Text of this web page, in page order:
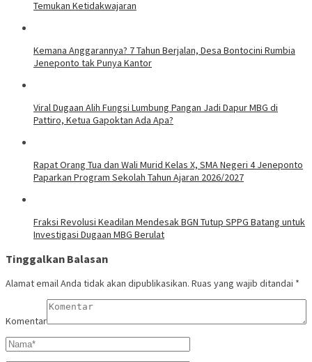
Temukan Ketidakwajaran
Kemana Anggarannya? 7 Tahun Berjalan, Desa Bontocini Rumbia
Jeneponto tak Punya Kantor
Viral Dugaan Alih Fungsi Lumbung Pangan Jadi Dapur MBG di
Pattiro, Ketua Gapoktan Ada Apa?
Rapat Orang Tua dan Wali Murid Kelas X, SMA Negeri 4 Jeneponto
Paparkan Program Sekolah Tahun Ajaran 2026/2027
Fraksi Revolusi Keadilan Mendesak BGN Tutup SPPG Batang untuk
Investigasi Dugaan MBG Berulat
Tinggalkan Balasan
Alamat email Anda tidak akan dipublikasikan. Ruas yang wajib ditandai *
Komentar